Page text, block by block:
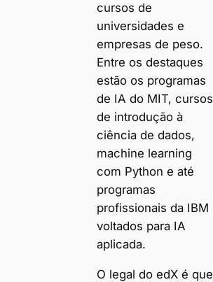
cursos de
universidades e
empresas de peso.
Entre os destaques
estão os programas
de IA do MIT, cursos
de introdução à
ciência de dados,
machine learning
com Python e até
programas
profissionais da IBM
voltados para IA
aplicada.
O legal do edX é que